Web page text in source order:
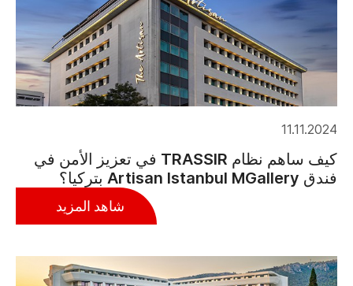
11.11.2024
كيف ساهم نظام TRASSIR في تعزيز الأمن في
فندق Artisan Istanbul MGallery بتركيا؟
شاهد المزيد